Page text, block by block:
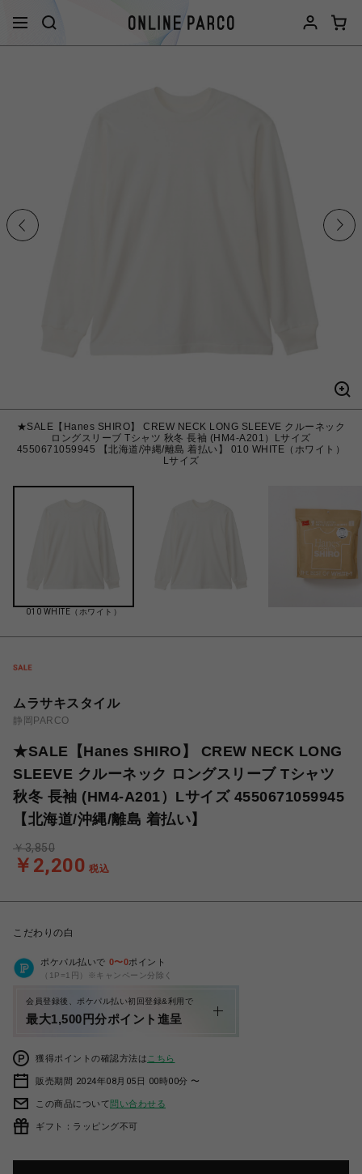
★SALE【Hanes SHIRO】 CREW NECK LONG SLEEVE クルーネック
ロングスリーブ Tシャツ 秋冬 長袖 (HM4-A201）Lサイズ
4550671059945 【北海道/沖縄/離島 着払い】 010 WHITE（ホワイト）
Lサイズ
010 WHITE（ホワイト）
ムラサキスタイル
静岡PARCO
★SALE【Hanes SHIRO】 CREW NECK LONG
SLEEVE クルーネック ロングスリーブ Tシャツ
秋冬 長袖 (HM4-A201）Lサイズ 4550671059945
【北海道/沖縄/離島 着払い】
￥2,200 税込
￥3,850
こだわりの白
ポケパル払いで 0〜0ポイント
（1P=1円）※キャンペーン分除く
会員登録後、ポケパル払い初回登録&利用で
最大1,500円分ポイント進呈
獲得ポイントの確認方法は こちら
販売期間 2024年08月05日 00時00分 〜
この商品について問い合わせる
ギフト：ラッピング不可